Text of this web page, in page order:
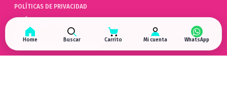
POLÍTICAS DE PRIVACIDAD
POLÍTICAS DE COOKIES
AYUDA
Home Buscar Carrito Mi cuenta